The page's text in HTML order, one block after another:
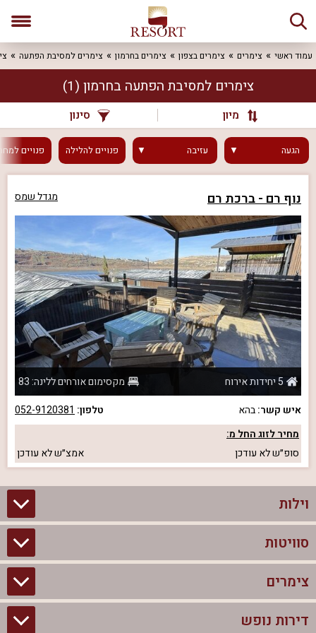
עמוד ראשי צימרים צימרים בצפון צימרים בחרמון צימרים למסיבת הפתעה
צימרים למסיבת הפתעה בחרמון (1)
מיון סינון
הגעה עזיבה פנוייםלהלילה פנויים
נוף רם - ברכת רם מגדל שמס
5 יחידות אירוח
מקסימום אורחים ללינה: 83
איש קשר:בהא טלפון: 052-9120381
מחיר לזוג החל מ:
סופ״שלא עודכן אמצ״שלא עודכן
וילות
וילות בצפון
וילות להשכרה
סוויטות
סוויטות בצפון
צימרים לזוגות עם בריכה פרטית
צימרים
צימרים בצפון
דירות נופש